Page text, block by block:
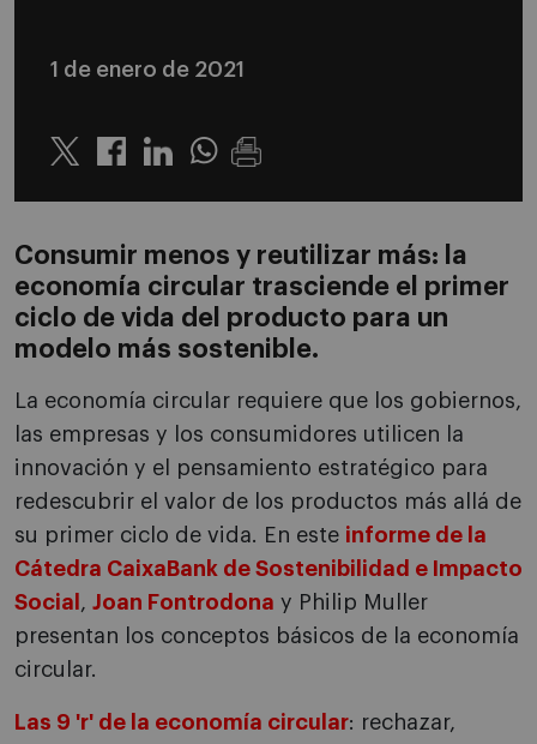
1 de enero de 2021
Twitter LinkedinWhatsapp
Consumir menos y reutilizar más: la
economía circular trasciende el primer
ciclo de vida del producto para un
modelo más sostenible.
La economía circular requiere que los gobiernos,
las empresas y los consumidores utilicen la
innovación y el pensamiento estratégico para
redescubrir el valor de los productos más allá de
su primer ciclo de vida. En este informe de la
Cátedra CaixaBank de Sostenibilidad e Impacto
Social , Joan Fontrodona y Philip Muller
presentan los conceptos básicos de la economía
circular.
Las 9 'r' de la economía circular: rechazar,